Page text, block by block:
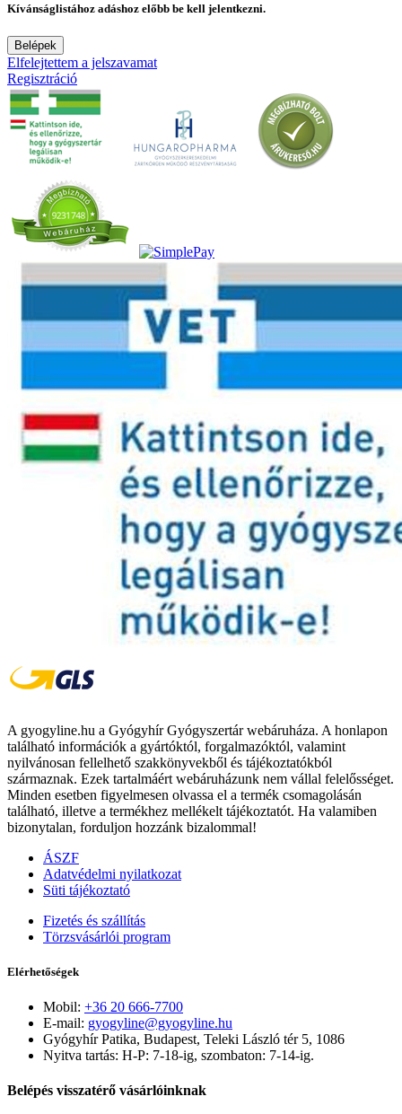
Kívánságlistához adáshoz előbb be kell jelentkezni.
Belépek
Elfelejtettem a jelszavamat
Regisztráció
A gyogyline.hu a Gyógyhír Gyógyszertár webáruháza. A honlapon
található információk a gyártóktól, forgalmazóktól, valamint
nyilvánosan fellelhető szakkönyvekből és tájékoztatókból
származnak. Ezek tartalmáért webáruházunk nem vállal felelősséget.
Minden esetben figyelmesen olvassa el a termék csomagolásán
található, illetve a termékhez mellékelt tájékoztatót. Ha valamiben
bizonytalan, forduljon hozzánk bizalommal!
ÁSZF
Adatvédelmi nyilatkozat
Süti tájékoztató
Fizetés és szállítás
Törzsvásárlói program
Elérhetőségek
Mobil: +36 20 666-7700
E-mail: gyogyline@gyogyline.hu
Gyógyhír Patika, Budapest, Teleki László tér 5, 1086
Nyitva tartás: H-P: 7-18-ig, szombaton: 7-14-ig.
Belépés visszatérő vásárlóinknak